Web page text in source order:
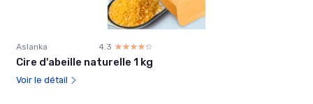
Aslanka 4.3 ☆☆☆☆☆
★★★★★
Cire d'abeille naturelle 1 kg
Voir le détail